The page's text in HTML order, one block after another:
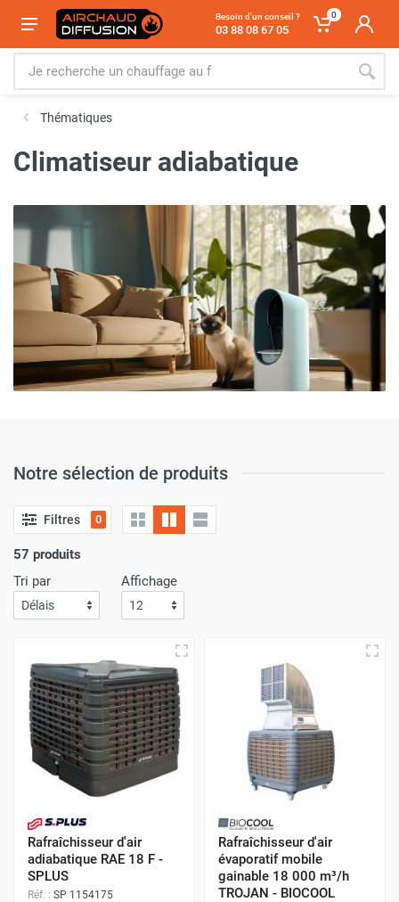
Besoin d'un conseil ?
03 88 08 67 05
0
Thématiques
Climatiseur adiabatique
Notre sélection de produits
Filtres 0
57 produits
Tri par
Affichage
Rafraîchisseur d'air
adiabatique RAE 18 F -
SPLUS
Réf. : SP 1154175
Rafraîchisseur d'air
évaporatif mobile
gainable 18 000 m³/h
TROJAN - BIOCOOL